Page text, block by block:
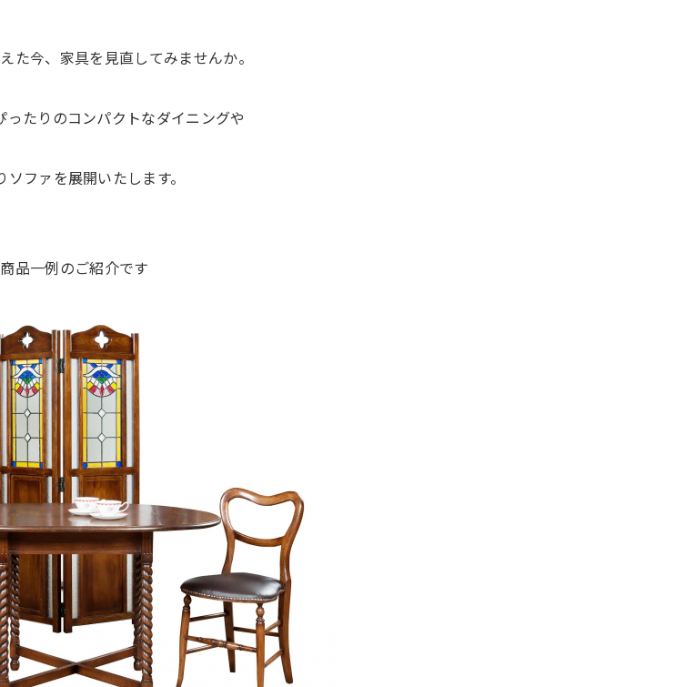
た今、家具を見直してみませんか。
ったりのコンパクトなダイニングや
ソファを展開いたします。
商品一例のご紹介です